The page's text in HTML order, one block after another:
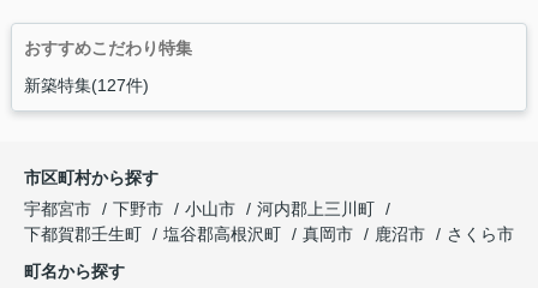
おすすめこだわり特集
新築特集(127件)
市区町村から探す
宇都宮市
下野市 小山市
河内郡上三川町
下都賀郡壬生町
塩谷郡高根沢町 真岡市 鹿沼市
さくら市
町名から探す